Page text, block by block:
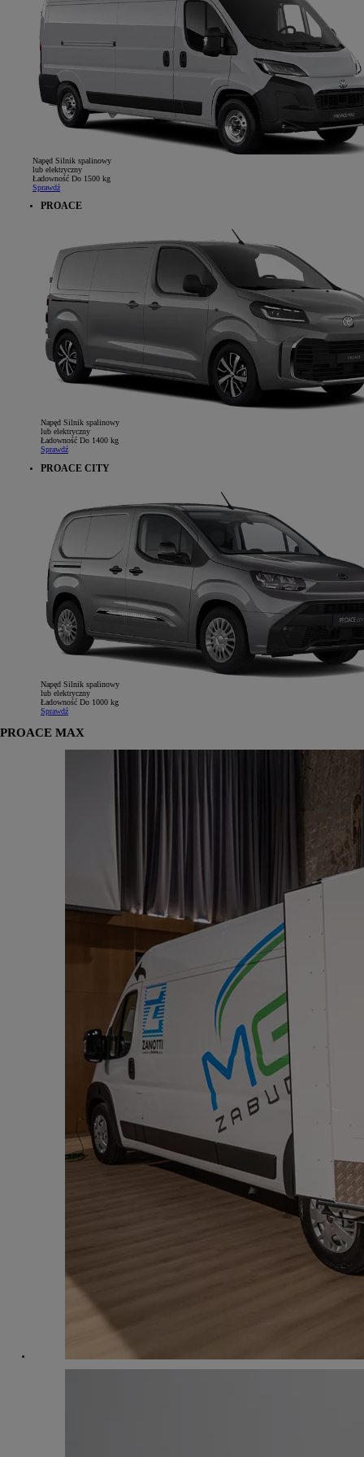
105 300 zł
Napęd Silnik spalinowy
lub elektryczny
Ładowność Do 1500 kg
Sprawdź
PROACE
Napęd Silnik spalinowy
lub elektryczny
Ładowność Do 1400 kg
Sprawdź
PROACE CITY
Napęd Silnik spalinowy
lub elektryczny
Ładowność Do 1000 kg
Sprawdź
PROACE MAX